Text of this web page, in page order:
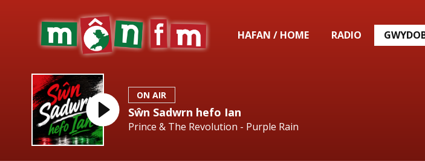
HAFAN / HOME RADIO
ON AIR
Sŵn Sadwrn hefo Ian
Prince & The Revolution - Purple Rain